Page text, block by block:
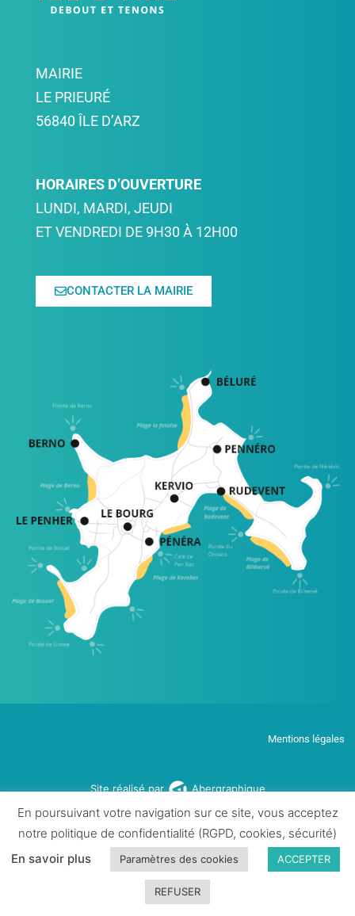
MAIRIE
LE PRIEURÉ
56840 ÎLE D’ARZ
HORAIRES D’OUVERTURE
LUNDI, MARDI, JEUDI
ET VENDREDI DE 9H30 À 12H00
CONTACTER LA MAIRIE
Mentions légales
Site réalisé par Abergraphique
En poursuivant votre navigation sur ce site, vous acceptez
notre politique de confidentialité (RGPD, cookies, sécurité)
En savoir plus
Paramètres des cookies ACCEPTER
REFUSER